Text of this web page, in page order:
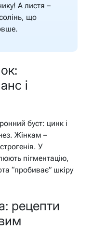
А листя –
що
і
буст: цинк і
Жінкам –
У
пігментацію,
“пробиває” шкіру
рецепти